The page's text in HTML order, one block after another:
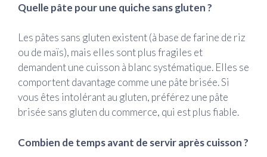
Quelle pâte pour une quiche sans gluten ?
Les pâtes sans gluten existent (à base de farine de riz
ou de maïs), mais elles sont plus fragiles et
demandent une cuisson à blanc systématique. Elles se
comportent davantage comme une pâte brisée. Si
vous êtes intolérant au gluten, préférez une pâte
brisée sans gluten du commerce, qui est plus fiable.
Combien de temps avant de servir après cuisson ?